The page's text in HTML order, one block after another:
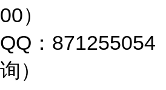
00）
QQ ： 871255054
询）